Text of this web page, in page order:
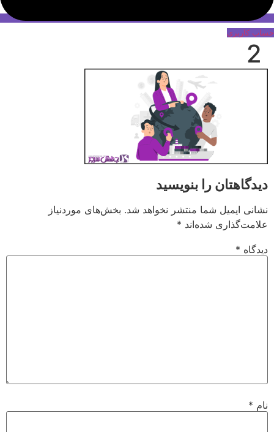
حساب کاربری
2
دیدگاهتان را بنویسید
نشانی ایمیل شما منتشر نخواهد شد. بخش‌های موردنیاز
علامت‌گذاری شده‌اند *
دیدگاه *
نام *